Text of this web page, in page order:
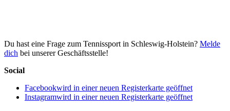
Du hast eine Frage zum Tennissport in Schleswig-Holstein? Melde
dich bei unserer Geschäftsstelle!
Social
Facebookwird in einer neuen Registerkarte geöffnet
Instagramwird in einer neuen Registerkarte geöffnet